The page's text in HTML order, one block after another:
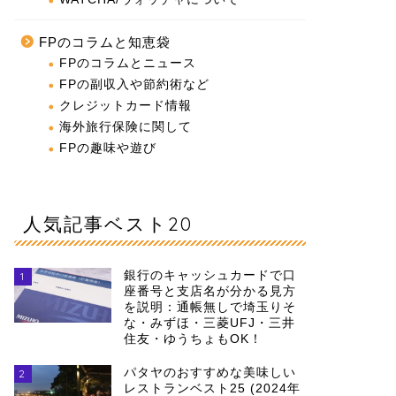
FPのコラムと知恵袋
FPのコラムとニュース
FPの副収入や節約術など
クレジットカード情報
海外旅行保険に関して
FPの趣味や遊び
人気記事ベスト20
1
銀行のキャッシュカードで口
座番号と支店名が分かる見方
を説明：通帳無しで埼玉りそ
な・みずほ・三菱UFJ・三井
住友・ゆうちょもOK！
2
パタヤのおすすめな美味しい
レストランベスト25 (2024年